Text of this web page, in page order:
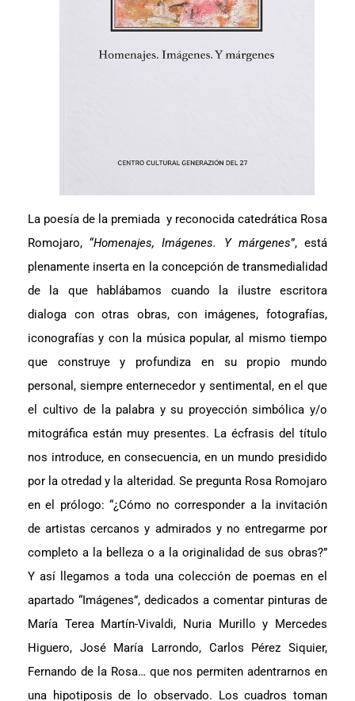
La poesía de la premiada y reconocida catedrática Rosa
Romojaro, “Homenajes, Imágenes. Y márgenes”, está
plenamente inserta en la concepción de transmedialidad
de la que hablábamos cuando la ilustre escritora
dialoga con otras obras, con imágenes, fotografías,
iconografías y con la música popular, al mismo tiempo
que construye y profundiza en su propio mundo
personal, siempre enternecedor y sentimental, en el que
el cultivo de la palabra y su proyección simbólica y/o
mitográfica están muy presentes. La écfrasis del título
nos introduce, en consecuencia, en un mundo presidido
por la otredad y la alteridad. Se pregunta Rosa Romojaro
en el prólogo: “¿Cómo no corresponder a la invitación
de artistas cercanos y admirados y no entregarme por
completo a la belleza o a la originalidad de sus obras?”
Y así llegamos a toda una colección de poemas en el
apartado “Imágenes”, dedicados a comentar pinturas de
María Terea Martín-Vivaldi, Nuria Murillo y Mercedes
Higuero, José María Larrondo, Carlos Pérez Siquier,
Fernando de la Rosa… que nos permiten adentrarnos en
una hipotiposis de lo observado. Los cuadros toman